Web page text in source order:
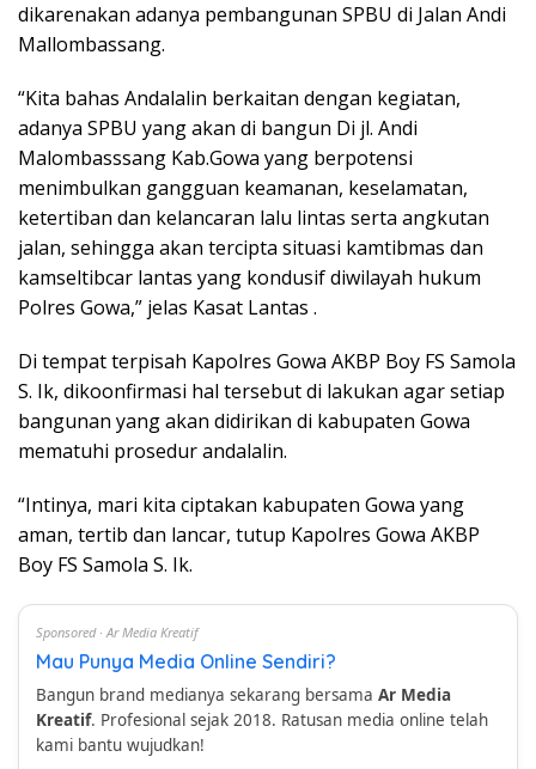
dikarenakan adanya pembangunan SPBU di Jalan Andi
Mallombassang.
“Kita bahas Andalalin berkaitan dengan kegiatan,
adanya SPBU yang akan di bangun Di jl. Andi
Malombasssang Kab.Gowa yang berpotensi
menimbulkan gangguan keamanan, keselamatan,
ketertiban dan kelancaran lalu lintas serta angkutan
jalan, sehingga akan tercipta situasi kamtibmas dan
kamseltibcar lantas yang kondusif diwilayah hukum
Polres Gowa,” jelas Kasat Lantas .
Di tempat terpisah Kapolres Gowa AKBP Boy FS Samola
S. Ik, dikoonfirmasi hal tersebut di lakukan agar setiap
bangunan yang akan didirikan di kabupaten Gowa
mematuhi prosedur andalalin.
“Intinya, mari kita ciptakan kabupaten Gowa yang
aman, tertib dan lancar, tutup Kapolres Gowa AKBP
Boy FS Samola S. Ik.
Sponsored · Ar Media Kreatif
Mau Punya Media Online Sendiri?
Bangun brand medianya sekarang bersama Ar Media
Kreatif. Profesional sejak 2018. Ratusan media online telah
kami bantu wujudkan!